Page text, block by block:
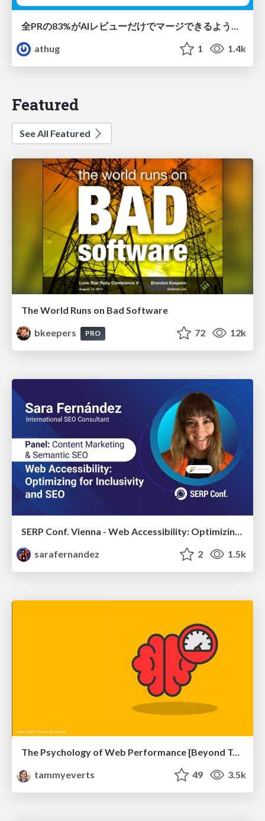
全PRの83%がAIレビューだけでマージできるようになった開発組織はその後どうなったか
athug
1 1.4k
Featured
See All Featured
The World Runs on Bad Software
bkeepers
PRO 72 12k
SERP Conf. Vienna - Web Accessibility: Optimizing for Inclusivity and SEO
sarafernandez
2 1.5k
The Psychology of Web Performance [Beyond Tellerrand 2023]
tammyeverts
49 3.5k